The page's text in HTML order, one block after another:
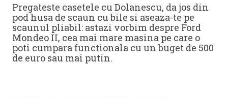
Pregateste casetele cu Dolanescu, da jos din
pod husa de scaun cu bile si aseaza-te pe
scaunul pliabil: astazi vorbim despre Ford
Mondeo II, cea mai mare masina pe care o
poti cumpara functionala cu un buget de 500
de euro sau mai putin.